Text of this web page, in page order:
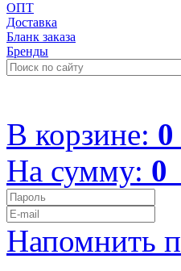
ОПТ
Доставка
Бланк заказа
Бренды
В корзине: 0
На сумму: 0
Напомнить